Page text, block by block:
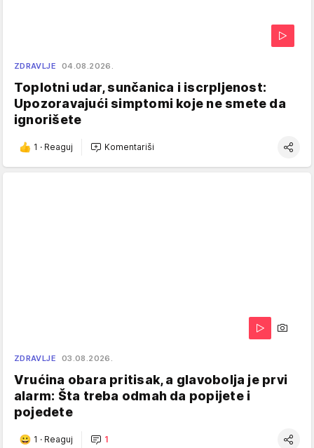
ZDRAVLJE 04.08.2026.
Toplotni udar, sunčanica i iscrpljenost:
Upozoravajući simptomi koje ne smete da
ignorišete
1 · Reaguj Komentariši
ZDRAVLJE 03.08.2026.
Vrućina obara pritisak, a glavobolja je prvi
alarm: Šta treba odmah da popijete i
pojedete
1 · Reaguj 1